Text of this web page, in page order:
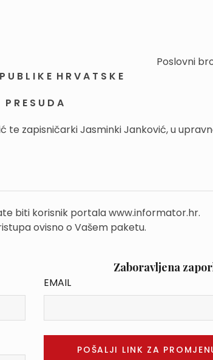
Poslovni
U B L I K E H R V A T S K E
P R E S U D A
te zapisničarki Jasminki Janković, u
biti korisnik portala www.informator.hr.
ovisno o Vašem paketu.
Zaboravljena
EMAIL